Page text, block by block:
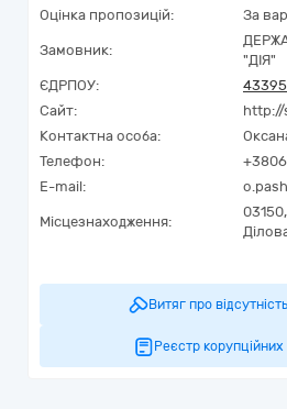
Оцінка пропозицій:
За
Замовник:
"ДІЯ"
ЄДРПОУ:
Сайт:
http://
Контактна особа:
Телефон:
E-mail:
Місцезнаходження:
03150,
Витяг про
Реєстр